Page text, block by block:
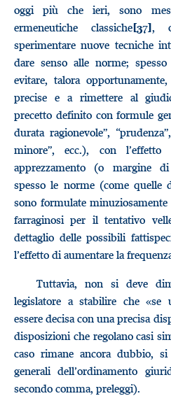
oggi più che ieri, sono
ermeneutiche classiche[37],
sperimentare nuove tecniche
dare senso alle norme;
evitare, talora
precise e a rimettere al
precetto definito con formule
durata ragionevole”,
minore”, ecc.), con
apprezzamento (o margine
spesso le norme (come quelle
sono formulate
farraginosi per il tentativo
dettaglio delle possibili
l’effetto di aumentare la
Tuttavia, non si deve
legislatore a stabilire che «se
essere decisa con una precisa
disposizioni che regolano casi
caso rimane ancora dubbio,
generali dell’ordinamento
secondo comma, preleggi).